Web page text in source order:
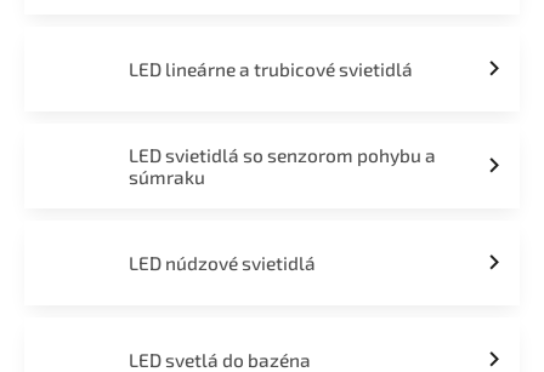
LED lineárne a trubicové svietidlá
LED svietidlá so senzorom pohybu a
súmraku
LED núdzové svietidlá
LED svetlá do bazéna